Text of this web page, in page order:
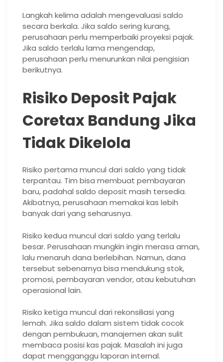
Langkah kelima adalah mengevaluasi saldo
secara berkala. Jika saldo sering kurang,
perusahaan perlu memperbaiki proyeksi pajak.
Jika saldo terlalu lama mengendap,
perusahaan perlu menurunkan nilai pengisian
berikutnya.
Risiko Deposit Pajak
Coretax Bandung Jika
Tidak Dikelola
Risiko pertama muncul dari saldo yang tidak
terpantau. Tim bisa membuat pembayaran
baru, padahal saldo deposit masih tersedia.
Akibatnya, perusahaan memakai kas lebih
banyak dari yang seharusnya.
Risiko kedua muncul dari saldo yang terlalu
besar. Perusahaan mungkin ingin merasa aman,
lalu menaruh dana berlebihan. Namun, dana
tersebut sebenarnya bisa mendukung stok,
promosi, pembayaran vendor, atau kebutuhan
operasional lain.
Risiko ketiga muncul dari rekonsiliasi yang
lemah. Jika saldo dalam sistem tidak cocok
dengan pembukuan, manajemen akan sulit
membaca posisi kas pajak. Masalah ini juga
dapat mengganggu laporan internal.